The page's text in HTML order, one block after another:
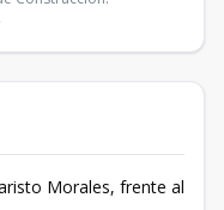
Morales, frente al